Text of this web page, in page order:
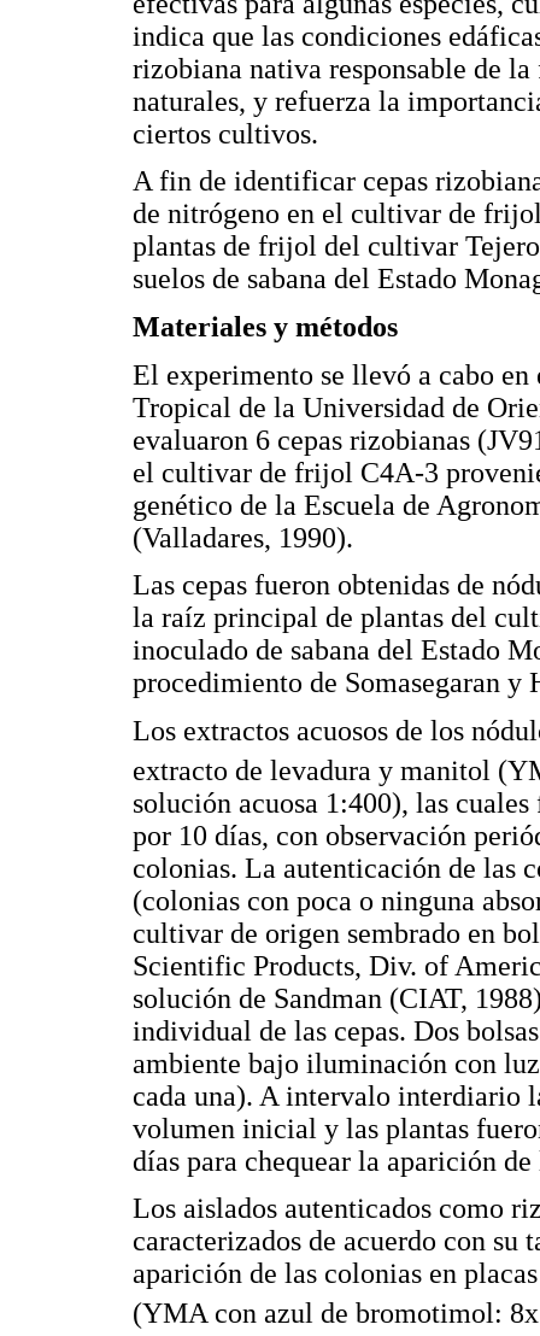
indica que las condiciones
rizobiana nativa responsable de
naturales, y refuerza la
ciertos cultivos.
A fin de identificar cepas
de nitrógeno en el cultivar de
plantas de frijol del cultivar
suelos de sabana del Estado
Materiales y métodos
El experimento se llevó a cabo
Tropical de la Universidad de
evaluaron 6 cepas rizobianas
el cultivar de frijol C4A-3
genético de la Escuela de
(Valladares, 1990).
Las cepas fueron obtenidas de
la raíz principal de plantas del
inoculado de sabana del Estado
procedimiento de Somasegaran y
Los extractos acuosos de los
extracto de levadura y manitol
solución acuosa 1:400), las
por 10 días, con observación
colonias. La autenticación de las
(colonias con poca o ninguna
cultivar de origen sembrado en
Scientific Products, Div. of
solución de Sandman (CIAT,
individual de las cepas. Dos
ambiente bajo iluminación con
cada una). A intervalo interdiario
volumen inicial y las plantas
días para chequear la aparición
Los aislados autenticados como
caracterizados de acuerdo con su
aparición de las colonias en
(YMA con azul de bromotimol: